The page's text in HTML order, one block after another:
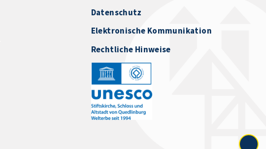
Datenschutz
Elektronische Kommunikation
Rechtliche Hinweise